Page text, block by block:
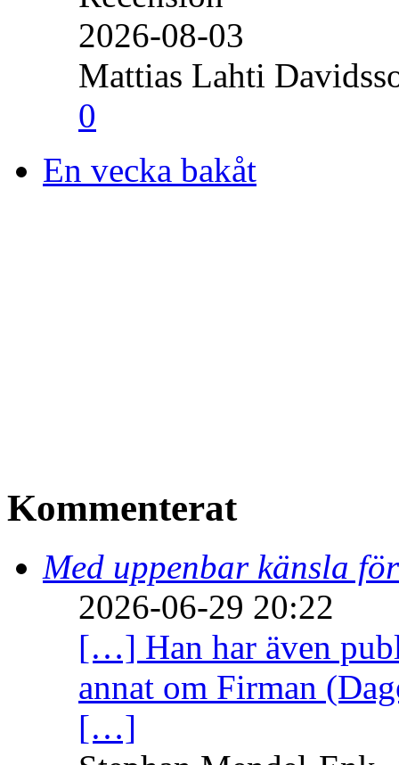
2026-08-03
Mattias Lahti
0
En vecka bakåt
Kommenterat
Med uppenbar känsla
2026-06-29 20:22
[…] Han har även
annat om Firman
[…]